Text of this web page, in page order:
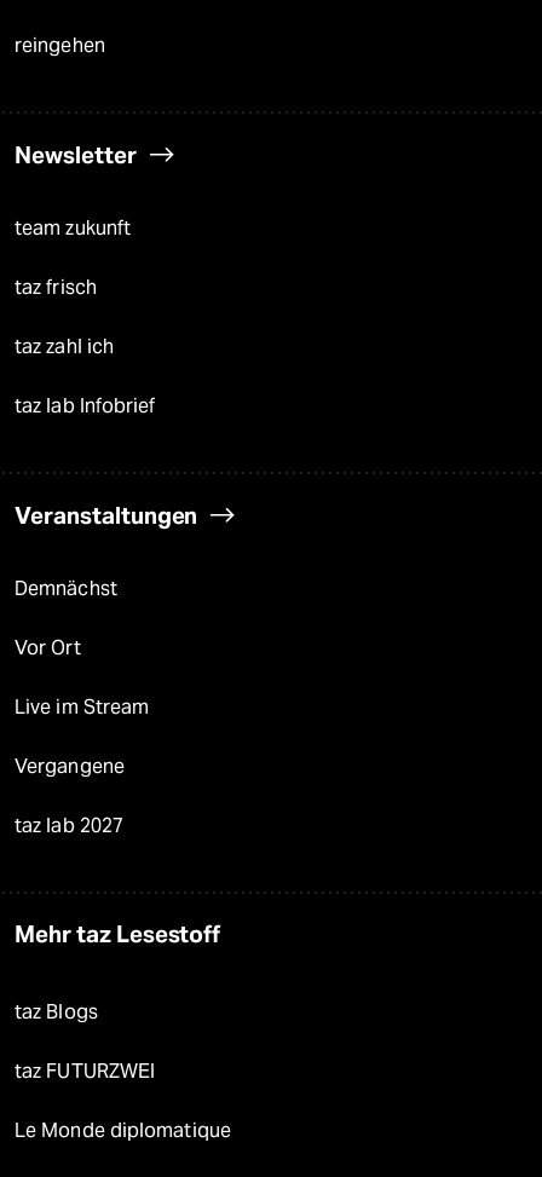
reingehen
Newsletter
team zukunft
taz frisch
taz zahl ich
taz lab Infobrief
Veranstaltungen
Demnächst
Vor Ort
Live im Stream
Vergangene
taz lab 2027
Mehr taz Lesestoff
taz Blogs
taz FUTURZWEI
Le Monde diplomatique